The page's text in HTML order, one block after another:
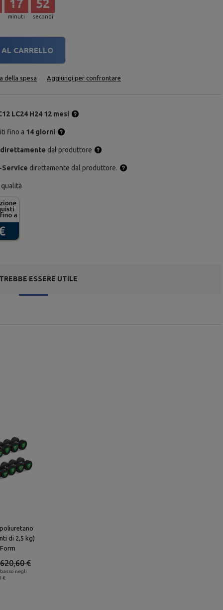
minuti
17
secondi
51
AL CARRELLO
della spesa Aggiungi per confrontare
LC24 H24 12 mesi
fino a 14 giorni
dal produttore
Service direttamente dal produttore.
qualità
ESSERE UTILE
di 2,5 kg)
negli
€
€